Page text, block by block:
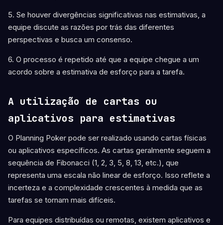
5. Se houver divergências significativas nas estimativas, a
equipe discute as razões por trás das diferentes
perspectivas e busca um consenso.
6. O processo é repetido até que a equipe chegue a um
acordo sobre a estimativa de esforço para a tarefa.
A utilização de cartas ou
aplicativos para estimativas
O Planning Poker pode ser realizado usando cartas físicas
ou aplicativos específicos. As cartas geralmente seguem a
sequência de Fibonacci (1, 2, 3, 5, 8, 13, etc.), que
representa uma escala não linear de esforço. Isso reflete a
incerteza e a complexidade crescentes à medida que as
tarefas se tornam mais difíceis.
Para equipes distribuídas ou remotas, existem aplicativos e